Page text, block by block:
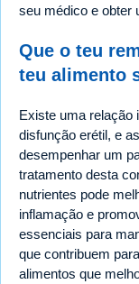
seu médico e obter
Que o teu
teu alimento
Existe uma relação
disfunção erétil, e
desempenhar um
tratamento desta
nutrientes pode
inflamação e
essenciais para
que contribuem
alimentos que